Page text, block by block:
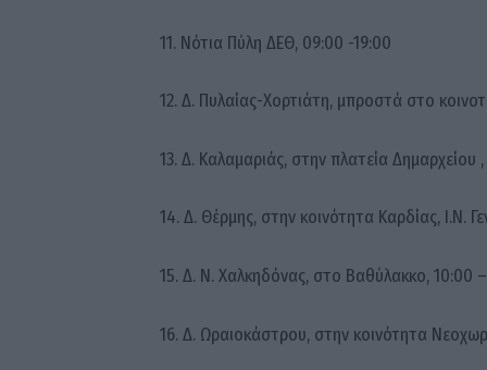
11. Νότια Πύλη ΔΕΘ, 09:00 -19:00
12. Δ. Πυλαίας-Χορτιάτη, μπροστά στο
13. Δ. Καλαμαριάς, στην πλατεία
14. Δ. Θέρμης, στην κοινότητα Καρδίας, Ι.Ν.
15. Δ. Ν. Χαλκηδόνας, στο Βαθύλακκο, 10:00
16. Δ. Ωραιοκάστρου, στην κοινότητα